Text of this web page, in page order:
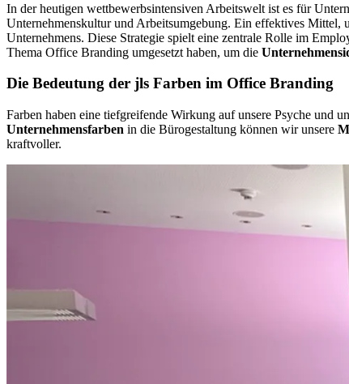
In der heutigen wettbewerbsintensiven Arbeitswelt ist es für
Unternehmenskultur und Arbeitsumgebung. Ein effektives Mittel,
Unternehmens. Diese Strategie spielt eine zentrale Rolle im
Thema Office Branding umgesetzt haben, um die
Die Bedeutung der jls Farben im Office Branding
Farben haben eine tiefgreifende Wirkung auf unsere Psyche und
Unternehmensfarben in die Bürogestaltung können wir unsere
kraftvoller.